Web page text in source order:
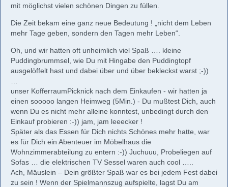
mit möglichst vielen schönen Dingen zu füllen.
Die Zeit bekam eine ganz neue Bedeutung ! „nicht dem Leben
mehr Tage geben, sondern den Tagen mehr Leben“.
Oh, und wir hatten oft unheimlich viel Spaß …. kleine
Puddingbrummsel, wie Du mit Hingabe den Puddingtopf
ausgelöffelt hast und dabei über und über bekleckst warst ;-))
unser KofferraumPicknick nach dem Einkaufen - wir hatten ja
einen sooooo langen Heimweg (5Min.) - Du mußtest Dich, auch
wenn Du es nicht mehr alleine konntest, unbedingt durch den
Einkauf probieren :-)) jam, jam leeecker !
Später als das Essen für Dich nichts Schönes mehr hatte, war
es für Dich ein Abenteuer im Möbelhaus die
Wohnzimmerabteilung zu entern :-)) Juchuuu, Probeliegen auf
Sofas … die elektrischen TV Sessel waren auch cool …..
Ach, Mäuslein – Dein größter Spaß war es bei jedem Fest dabei
zu sein ! Wenn der Spielmannszug aufspielte, lagst Du am